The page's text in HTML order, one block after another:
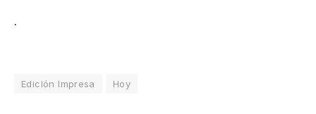
.
Edición Impresa Hoy